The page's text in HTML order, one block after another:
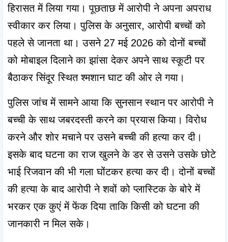
हिरासत में लिया गया। पूछताछ में आरोपी ने अपना अपराध
स्वीकार कर लिया। पुलिस के अनुसार, आरोपी बच्चों को
पहले से जानता था। उसने 27 मई 2026 को दोनों बच्चों
को मोबाइल दिलाने का झांसा देकर अपने साथ स्कूटी पर
बैठाकर सिंदूर स्थित श्मशान घाट की ओर ले गया।
पुलिस जांच में सामने आया कि सुनसान स्थान पर आरोपी ने
बच्ची के साथ जबरदस्ती करने का प्रयास किया। विरोध
करने और शोर मचाने पर उसने बच्ची की हत्या कर दी।
इसके बाद घटना का राज खुलने के डर से उसने उसके छोटे
भाई रिजवान की भी गला घोंटकर हत्या कर दी। दोनों बच्चों
की हत्या के बाद आरोपी ने शवों को प्लास्टिक के बोरे में
भरकर एक कुएं में फेंक दिया ताकि किसी को घटना की
जानकारी न मिल सके।